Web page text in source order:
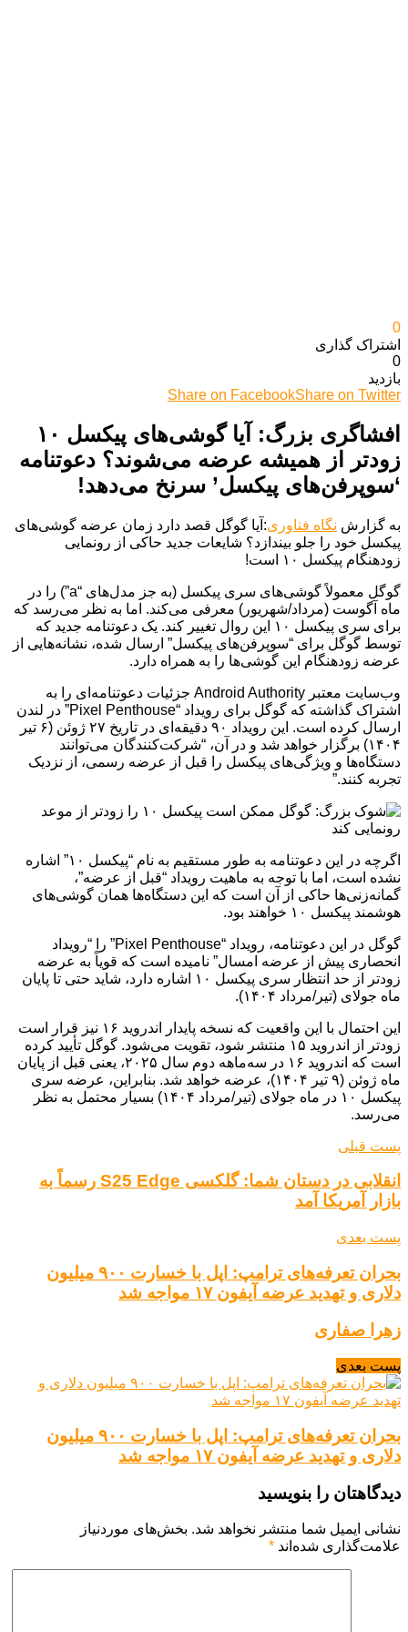
0
اشتراک گذاری‌
0
بازدید
Share on FacebookShare on Twitter
افشاگری بزرگ: آیا گوشی‌های پیکسل ۱۰
زودتر از همیشه عرضه می‌شوند؟ دعوتنامه
‘سوپرفن‌های پیکسل’ سرنخ می‌دهد!
به گزارش نگاه فناوری:آیا گوگل قصد دارد زمان عرضه گوشی‌های
پیکسل خود را جلو بیندازد؟ شایعات جدید حاکی از رونمایی
زودهنگام پیکسل ۱۰ است!
گوگل معمولاً گوشی‌های سری پیکسل (به جز مدل‌های “a”) را در
ماه آگوست (مرداد/شهریور) معرفی می‌کند. اما به نظر می‌رسد که
برای سری پیکسل ۱۰ این روال تغییر کند. یک دعوتنامه جدید که
توسط گوگل برای “سوپرفن‌های پیکسل” ارسال شده، نشانه‌هایی از
عرضه زودهنگام این گوشی‌ها را به همراه دارد.
وب‌سایت معتبر Android Authority جزئیات دعوتنامه‌ای را به
اشتراک گذاشته که گوگل برای رویداد “Pixel Penthouse” در لندن
ارسال کرده است. این رویداد ۹۰ دقیقه‌ای در تاریخ ۲۷ ژوئن (۶ تیر
۱۴۰۴) برگزار خواهد شد و در آن، “شرکت‌کنندگان می‌توانند
دستگاه‌ها و ویژگی‌های پیکسل را قبل از عرضه رسمی، از نزدیک
تجربه کنند.”
اگرچه در این دعوتنامه به طور مستقیم به نام “پیکسل ۱۰” اشاره
نشده است، اما با توجه به ماهیت رویداد “قبل از عرضه”،
گمانه‌زنی‌ها حاکی از آن است که این دستگاه‌ها همان گوشی‌های
هوشمند پیکسل ۱۰ خواهند بود.
گوگل در این دعوتنامه، رویداد “Pixel Penthouse” را “رویداد
انحصاری پیش از عرضه امسال” نامیده است که قویاً به عرضه
زودتر از حد انتظار سری پیکسل ۱۰ اشاره دارد، شاید حتی تا پایان
ماه جولای (تیر/مرداد ۱۴۰۴).
این احتمال با این واقعیت که نسخه پایدار اندروید ۱۶ نیز قرار است
زودتر از اندروید ۱۵ منتشر شود، تقویت می‌شود. گوگل تأیید کرده
است که اندروید ۱۶ در سه‌ماهه دوم سال ۲۰۲۵، یعنی قبل از پایان
ماه ژوئن (۹ تیر ۱۴۰۴)، عرضه خواهد شد. بنابراین، عرضه سری
پیکسل ۱۰ در ماه جولای (تیر/مرداد ۱۴۰۴) بسیار محتمل به نظر
می‌رسد.
پست قبلی
انقلابی در دستان شما: گلکسی S25 Edge رسماً به
بازار آمریکا آمد
پست بعدی
بحران تعرفه‌های ترامپ: اپل با خسارت ۹۰۰ میلیون
دلاری و تهدید عرضه آیفون ۱۷ مواجه شد
زهرا صفاری
پست بعدی
بحران تعرفه‌های ترامپ: اپل با خسارت ۹۰۰ میلیون
دلاری و تهدید عرضه آیفون ۱۷ مواجه شد
دیدگاهتان را بنویسید
نشانی ایمیل شما منتشر نخواهد شد. بخش‌های موردنیاز
علامت‌گذاری شده‌اند *